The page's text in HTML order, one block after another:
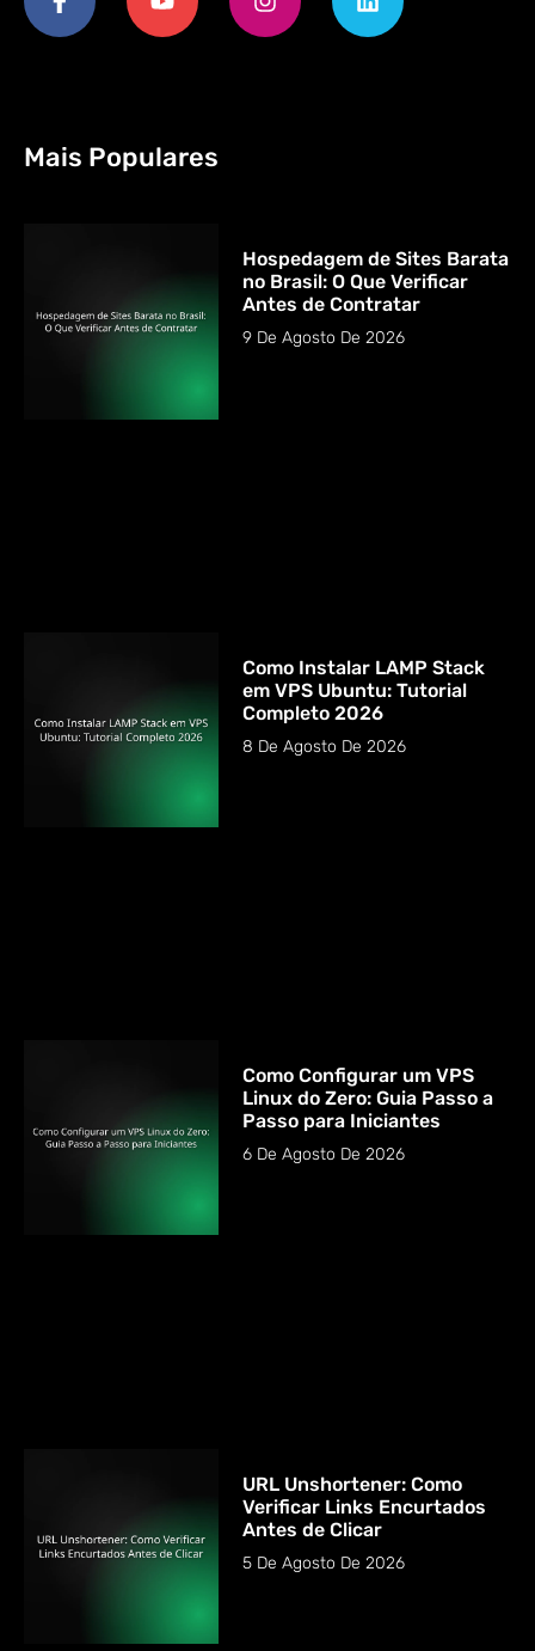
Mais Populares
Hospedagem de Sites Barata
no Brasil: O Que Verificar
Antes de Contratar
9 De Agosto De 2026
Como Instalar LAMP Stack
em VPS Ubuntu: Tutorial
Completo 2026
8 De Agosto De 2026
Como Configurar um VPS
Linux do Zero: Guia Passo a
Passo para Iniciantes
6 De Agosto De 2026
URL Unshortener: Como
Verificar Links Encurtados
Antes de Clicar
5 De Agosto De 2026